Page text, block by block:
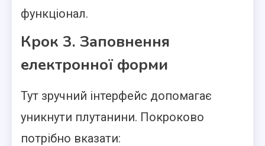
функціонал.
Крок 3. Заповнення
електронної форми
Тут зручний інтерфейс допомагає
уникнути плутанини. Покроково
потрібно вказати: